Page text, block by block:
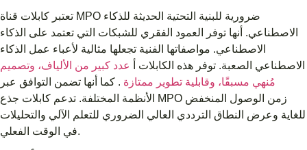
تعتبر كابلات قناة MPO ضرورية للبنية التحتية الحديثة للذكاء
الاصطناعي. أنها توفر العمود الفقري للشبكات التي تعتمد على الذكاء
الاصطناعي. مواصفاتها الفنية تجعلها مثالية لأعباء عمل الذكاء
الاصطناعي الصعبة. توفر هذه الكابلات أ
عدد كبير من الألياف، وتصميم
مُنهي مسبقًا، وقابلية تطوير ممتازة . كما أنها تضمن التوافق عبر
الأنظمة المختلفة. تدعم كابلات جذع MPO زمن الوصول المنخفض
للغاية وعرض النطاق الترددي العالي الضروري للتعلم الآلي والتحليلات
في الوقت الفعلي.